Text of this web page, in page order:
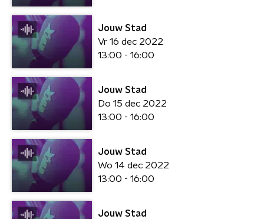
Jouw Stad
Vr 16 dec 2022
13:00 - 16:00
Jouw Stad
Do 15 dec 2022
13:00 - 16:00
Jouw Stad
Wo 14 dec 2022
13:00 - 16:00
Jouw Stad